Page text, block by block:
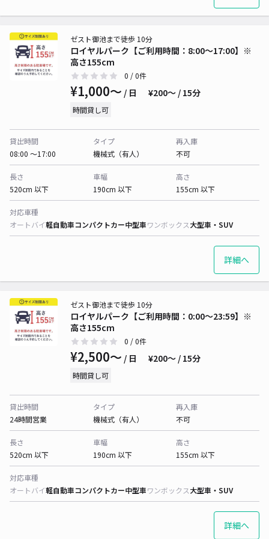
ロイヤルパーク【ご利用時間：8:00〜17:00】※
高さ155cm
ゼスト御池まで徒歩 10分
0 / 0件
¥1,000〜 / 日 ¥200〜 / 15分
時間貸し可
貸出時間
08:00 〜17:00
タイプ
機械式（有人）
再入庫
不可
長さ
520cm 以下
車幅
190cm 以下
高さ
155cm 以下
対応車種
オートバイ軽自動車コンパクトカー中型車ワンボックス大型車・SUV
詳細へ
ロイヤルパーク【ご利用時間：0:00〜23:59】※
高さ155cm
ゼスト御池まで徒歩 10分
0 / 0件
¥2,500〜 / 日 ¥200〜 / 15分
時間貸し可
貸出時間
24時間営業
タイプ
機械式（有人）
再入庫
不可
長さ
520cm 以下
車幅
190cm 以下
高さ
155cm 以下
対応車種
オートバイ軽自動車コンパクトカー中型車ワンボックス大型車・SUV
詳細へ